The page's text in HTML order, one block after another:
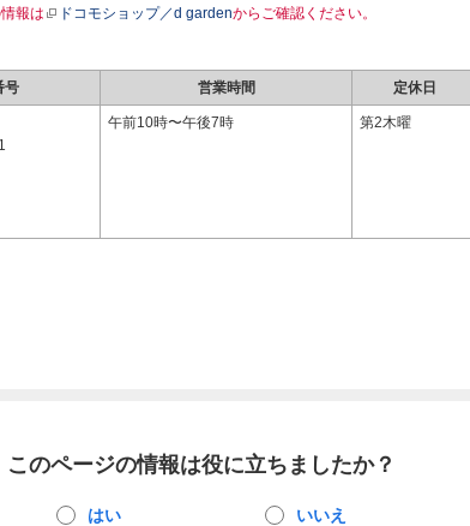
報は ドコモショップ／d gardenからご確認ください。
号 営業時間 定休日
午前10時〜午後7時 第2木曜
このページの情報は役に立ちましたか？
はい いいえ